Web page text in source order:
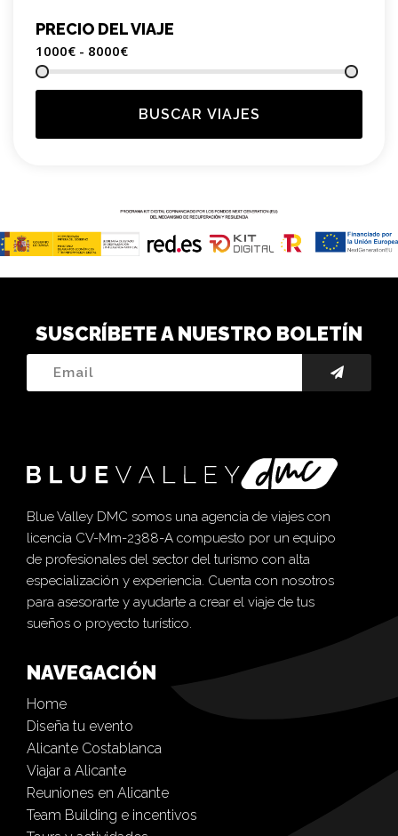
PRECIO DEL VIAJE
1000€ - 8000€
BUSCAR VIAJES
SUSCRÍBETE A NUESTRO BOLETÍN
Blue Valley DMC somos una agencia de viajes con
licencia CV-Mm-2388-A compuesto por un equipo
de profesionales del sector del turismo con alta
especialización y experiencia. Cuenta con nosotros
para asesorarte y ayudarte a crear el viaje de tus
sueños o proyecto turístico.
NAVEGACIÓN
Home
Diseña tu evento
Alicante Costablanca
Viajar a Alicante
Reuniones en Alicante
Team Building e incentivos